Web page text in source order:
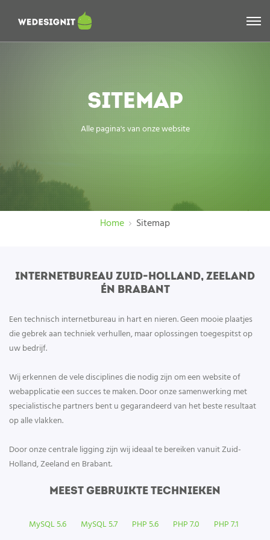
SITEMAP
Alle pagina's van onze website
Home Sitemap
INTERNETBUREAU ZUID-HOLLAND, ZEELAND
ÉN BRABANT
Een technisch internetbureau in hart en nieren. Geen mooie plaatjes
die gebrek aan techniek verhullen, maar oplossingen toegespitst op
uw bedrijf.
Wij erkennen de vele disciplines die nodig zijn om een website of
webapplicatie een succes te maken. Door onze samenwerking met
specialistische partners bent u gegarandeerd van het beste resultaat
op alle vlakken.
Door onze centrale ligging zijn wij ideaal te bereiken vanuit Zuid-
Holland, Zeeland en Brabant.
MEEST GEBRUIKTE TECHNIEKEN
MySQL 5.6 MySQL 5.7 PHP 5.6 PHP 7.0 PHP 7.1